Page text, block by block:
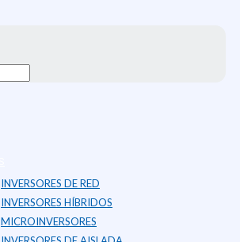
INVERSORES DE RED
INVERSORES HÍBRIDOS
MICROINVERSORES